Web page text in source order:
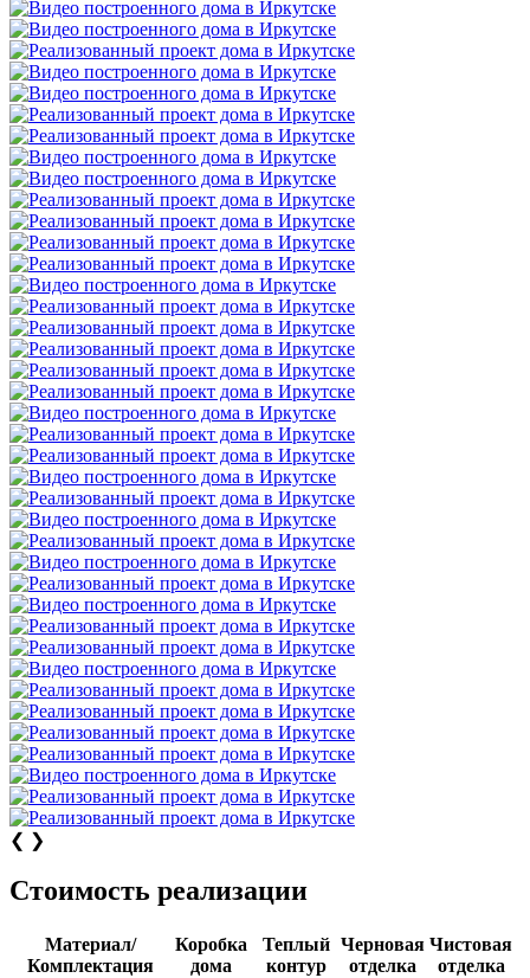
❮ ❯
Стоимость реализации
Материал/
Комплектация
Коробка
дома
Теплый
контур
Черновая
отделка
Чистовая
отделка